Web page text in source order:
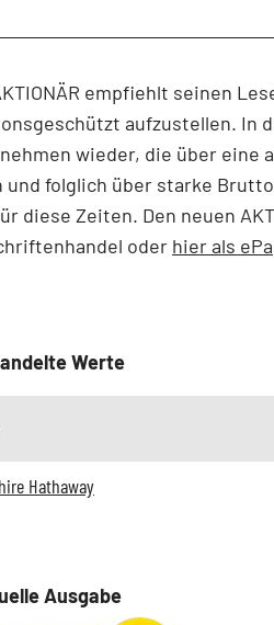
empfiehlt seinen
aufzustellen. In
wieder, die über eine
und folglich über starke
diese Zeiten. Den neuen
oder hier als
Werte
Hathaway
Ausgabe